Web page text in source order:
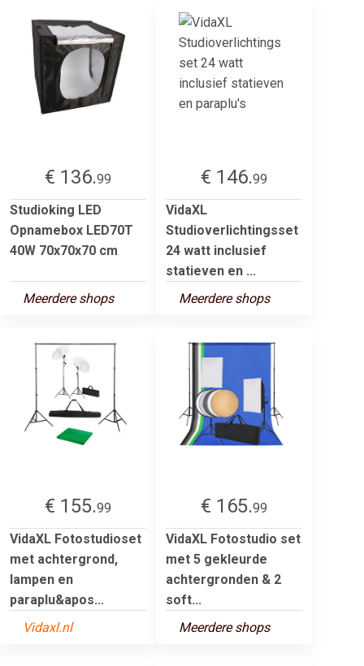
€ 136.99
Studioking LED
Opnamebox LED70T
40W 70x70x70 cm
Meerdere shops
€ 146.99
VidaXL
Studioverlichtingsset
24 watt inclusief
statieven en ...
Meerdere shops
€ 155.99
VidaXL Fotostudioset
met achtergrond,
lampen en
paraplu&apos...
Vidaxl.nl
€ 165.99
VidaXL Fotostudio set
met 5 gekleurde
achtergronden & 2
soft...
Meerdere shops